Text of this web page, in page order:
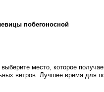
побегоносной
место, которое
ветров. Лучшее время для